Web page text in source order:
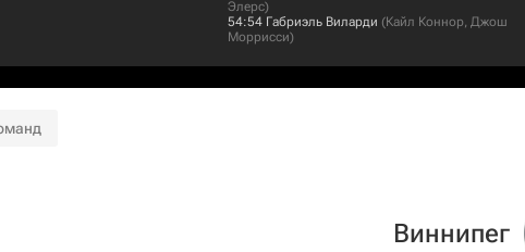
Элерс)
54:54 Габриэль Виларди (Кайл Коннор, Джош
Моррисси)
Виннипег